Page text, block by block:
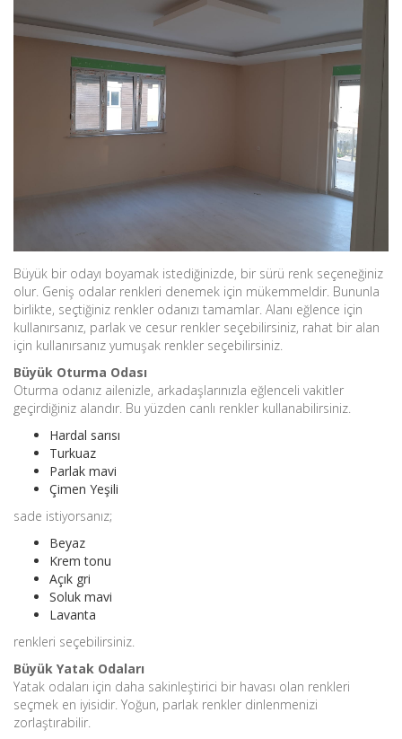
Büyük bir odayı boyamak istediğinizde, bir sürü renk seçeneğiniz
olur. Geniş odalar renkleri denemek için mükemmeldir. Bununla
birlikte, seçtiğiniz renkler odanızı tamamlar. Alanı eğlence için
kullanırsanız, parlak ve cesur renkler seçebilirsiniz, rahat bir alan
için kullanırsanız yumuşak renkler seçebilirsiniz.
Büyük Oturma Odası
Oturma odanız ailenizle, arkadaşlarınızla eğlenceli vakitler
geçirdiğiniz alandır. Bu yüzden canlı renkler kullanabilirsiniz.
Hardal sarısı
Turkuaz
Parlak mavi
Çimen Yeşili
sade istiyorsanız;
Beyaz
Krem tonu
Açık gri
Soluk mavi
Lavanta
renkleri seçebilirsiniz.
Büyük Yatak Odaları
Yatak odaları için daha sakinleştirici bir havası olan renkleri
seçmek en iyisidir. Yoğun, parlak renkler dinlenmenizi
zorlaştırabilir.